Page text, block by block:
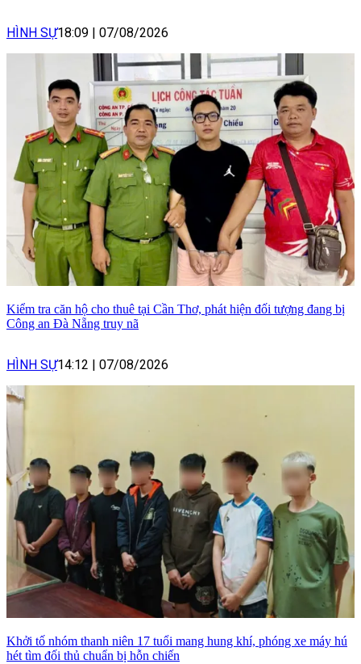
HÌNH SỰ18:09 07/08/2026
Kiểm tra căn hộ cho thuê tại Cần Thơ, phát hiện đối tượng đang bị
Công an Đà Nẵng truy nã
HÌNH SỰ14:12 07/08/2026
Khởi tố nhóm thanh niên 17 tuổi mang hung khí, phóng xe máy hú
hét tìm đối thủ chuẩn bị hỗn chiến